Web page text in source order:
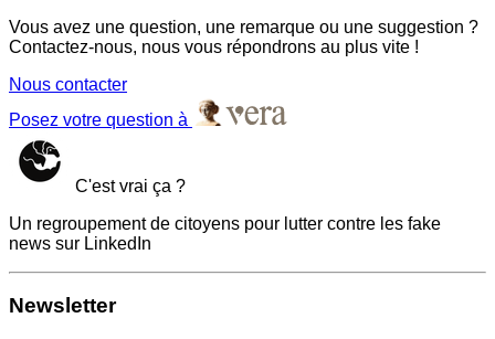
Vous avez une question, une remarque ou une suggestion ?
Contactez-nous, nous vous répondrons au plus vite !
Nous contacter
Posez votre question à
C'est vrai ça ?
Un regroupement de citoyens pour lutter contre les fake
news sur LinkedIn
Newsletter